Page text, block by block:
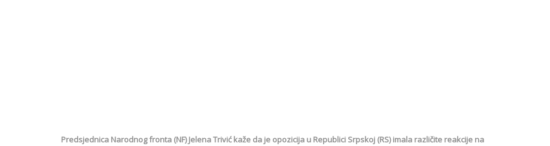
Predsjednica Narodnog fronta (NF) Jelena Trivić kaže da je opozicija u Republici Srpskoj (RS) imala različite reakcije na